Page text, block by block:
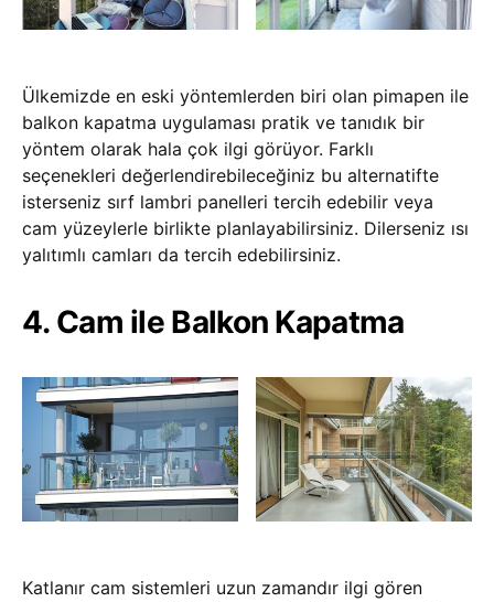
Ülkemizde en eski yöntemlerden biri olan pimapen ile
balkon kapatma uygulaması pratik ve tanıdık bir
yöntem olarak hala çok ilgi görüyor. Farklı
seçenekleri değerlendirebileceğiniz bu alternatifte
isterseniz sırf lambri panelleri tercih edebilir veya
cam yüzeylerle birlikte planlayabilirsiniz. Dilerseniz ısı
yalıtımlı camları da tercih edebilirsiniz.
4. Cam ile Balkon Kapatma
Katlanır cam sistemleri uzun zamandır ilgi gören